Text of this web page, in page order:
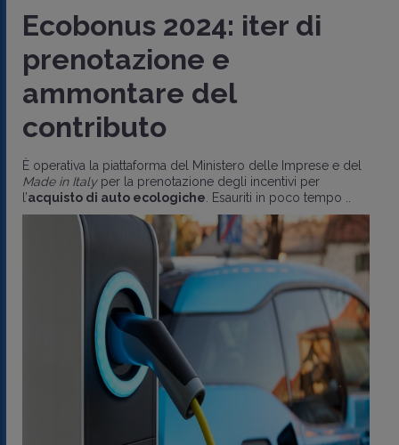
Ecobonus 2024: iter di
prenotazione e
ammontare del
contributo
È operativa la piattaforma del Ministero delle Imprese e del
Made in Italyper la prenotazione degli incentivi per
l’acquisto di auto ecologiche . Esauriti in poco tempo ..